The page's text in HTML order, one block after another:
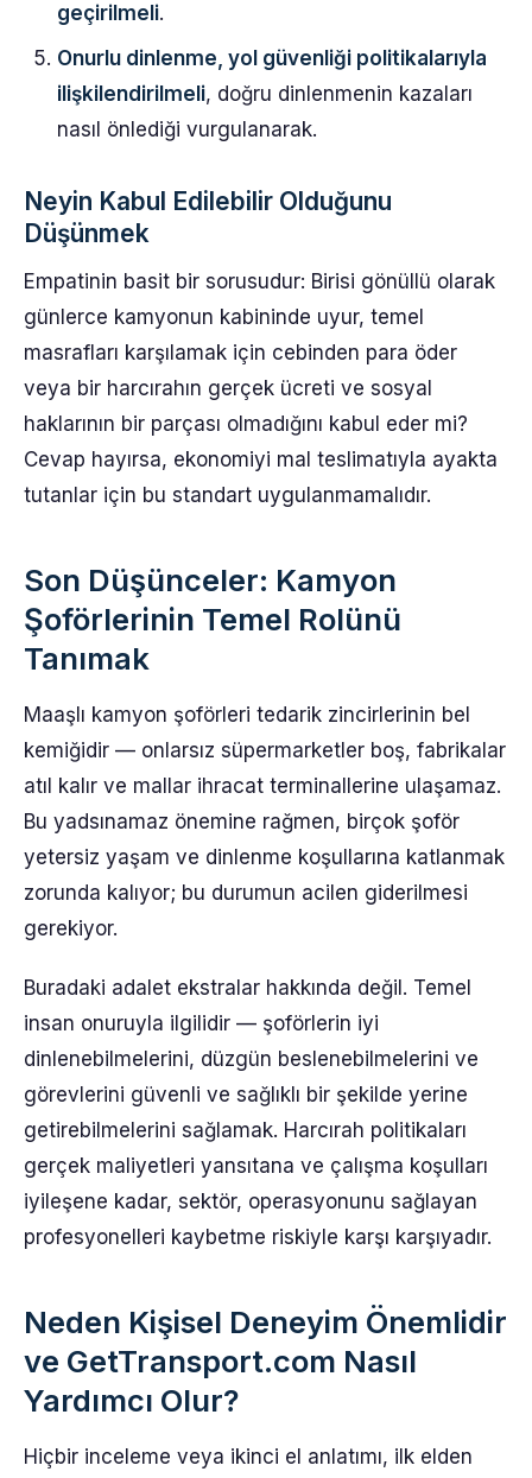
geçirilmeli.
Onurlu dinlenme, yol güvenliği politikalarıyla
ilişkilendirilmeli, doğru dinlenmenin kazaları
nasıl önlediği vurgulanarak.
Neyin Kabul Edilebilir Olduğunu
Düşünmek
Empatinin basit bir sorusudur: Birisi gönüllü olarak
günlerce kamyonun kabininde uyur, temel
masrafları karşılamak için cebinden para öder
veya bir harcırahın gerçek ücreti ve sosyal
haklarının bir parçası olmadığını kabul eder mi?
Cevap hayırsa, ekonomiyi mal teslimatıyla ayakta
tutanlar için bu standart uygulanmamalıdır.
Son Düşünceler: Kamyon
Şoförlerinin Temel Rolünü
Tanımak
Maaşlı kamyon şoförleri tedarik zincirlerinin bel
kemiğidir — onlarsız süpermarketler boş, fabrikalar
atıl kalır ve mallar ihracat terminallerine ulaşamaz.
Bu yadsınamaz önemine rağmen, birçok şoför
yetersiz yaşam ve dinlenme koşullarına katlanmak
zorunda kalıyor; bu durumun acilen giderilmesi
gerekiyor.
Buradaki adalet ekstralar hakkında değil. Temel
insan onuruyla ilgilidir — şoförlerin iyi
dinlenebilmelerini, düzgün beslenebilmelerini ve
görevlerini güvenli ve sağlıklı bir şekilde yerine
getirebilmelerini sağlamak. Harcırah politikaları
gerçek maliyetleri yansıtana ve çalışma koşulları
iyileşene kadar, sektör, operasyonunu sağlayan
profesyonelleri kaybetme riskiyle karşı karşıyadır.
Neden Kişisel Deneyim Önemlidir
ve GetTransport.com Nasıl
Yardımcı Olur?
Hiçbir inceleme veya ikinci el anlatımı, ilk elden